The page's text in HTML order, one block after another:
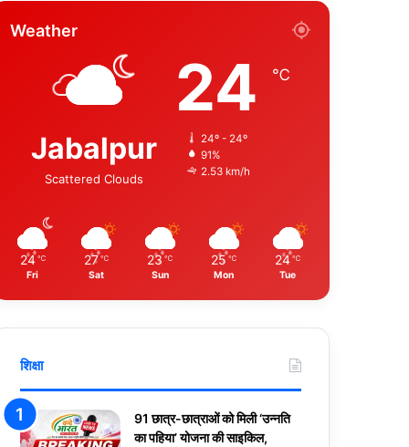
Weather
Jabalpur
Scattered Clouds
24 ℃
24º - 24º
91%
2.53 km/h
24 ℃
Fri
27 ℃
Sat
23 ℃
Sun
25 ℃
Mon
24 ℃
Tue
शिक्षा
91 छात्र-छात्राओं को मिली ‘उन्नति
का पहिया’ योजना की साइकिल,